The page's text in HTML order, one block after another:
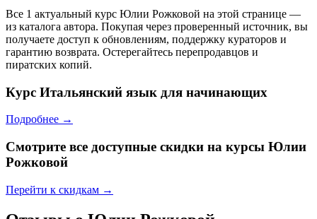
Все 1 актуальный курс Юлии Рожковой на этой странице —
из каталога автора. Покупая через проверенный источник, вы
получаете доступ к обновлениям, поддержку кураторов и
гарантию возврата. Остерегайтесь перепродавцов и
пиратских копий.
Курс Итальянский язык для начинающих
Подробнее →
Смотрите все доступные скидки на курсы Юлии
Рожковой
Перейти к скидкам →